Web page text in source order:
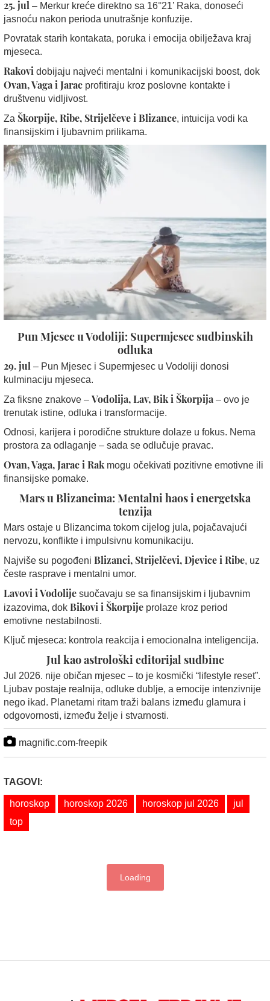
25. jul – Merkur kreće direktno sa 16°21’ Raka, donoseći
jasnoću nakon perioda unutrašnje konfuzije.
Povratak starih kontakata, poruka i emocija obilježava kraj
mjeseca.
Rakovi dobijaju najveći mentalni i komunikacijski boost, dok
Ovan, Vaga i Jarac profitiraju kroz poslovne kontakte i
društvenu vidljivost.
Za Škorpije, Ribe, Strijelčeve i Blizance, intuicija vodi ka
finansijskim i ljubavnim prilikama.
Pun Mjesec u Vodoliji: Supermjesec sudbinskih
odluka
29. jul – Pun Mjesec i Supermjesec u Vodoliji donosi
kulminaciju mjeseca.
Za fiksne znakove – Vodolija, Lav, Bik i Škorpija – ovo je
trenutak istine, odluka i transformacije.
Odnosi, karijera i porodične strukture dolaze u fokus. Nema
prostora za odlaganje – sada se odlučuje pravac.
Ovan, Vaga, Jarac i Rak mogu očekivati pozitivne emotivne ili
finansijske pomake.
Mars u Blizancima: Mentalni haos i energetska
tenzija
Mars ostaje u Blizancima tokom cijelog jula, pojačavajući
nervozu, konflikte i impulsivnu komunikaciju.
Najviše su pogođeni Blizanci, Strijelčevi, Djevice i Ribe, uz
česte rasprave i mentalni umor.
Lavovi i Vodolije suočavaju se sa finansijskim i ljubavnim
izazovima, dok Bikovi i Škorpije prolaze kroz period
emotivne nestabilnosti.
Ključ mjeseca: kontrola reakcija i emocionalna inteligencija.
Jul kao astrološki editorijal sudbine
Jul 2026. nije običan mjesec – to je kosmički “lifestyle reset”.
Ljubav postaje realnija, odluke dublje, a emocije intenzivnije
nego ikad. Planetarni ritam traži balans između glamura i
odgovornosti, između želje i stvarnosti.
magnific.com-freepik
TAGOVI:
horoskop horoskop 2026 horoskop jul 2026
jul
top
Loading